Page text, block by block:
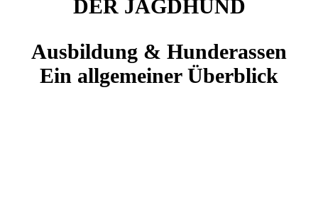
DER JAGDHUND
Ausbildung & Hunderassen
Ein allgemeiner Überblick